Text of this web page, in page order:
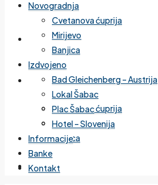
Usluge
Novogradnja
Cvetanova ćuprija
Mirijevo
Banjica
Izdvojeno
Novogradnja
Cvetanova ćuprija
Mirijevo
Banjica
Izdvojeno
Bad Gleichenberg – Austrija
Lokal Šabac
Plac Šabac
Hotel – Slovenija
Informacije
Banke
Kontakt